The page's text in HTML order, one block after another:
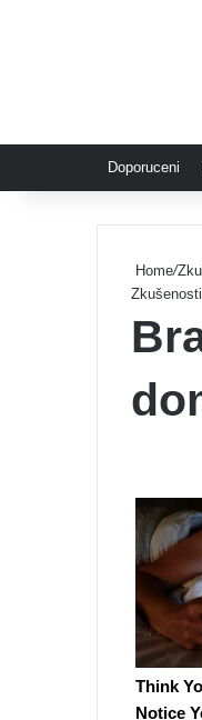
Doporuceni
Home/
Zkušenosti